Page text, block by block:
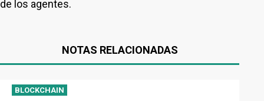
de los agentes.
NOTAS RELACIONADAS
BLOCKCHAIN